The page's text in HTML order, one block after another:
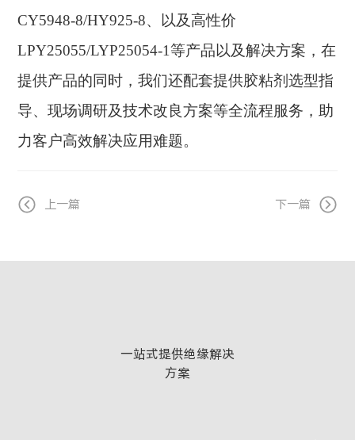
CY5948-8/HY925-8、以及高性价
LPY25055/LYP25054-1等产品以及解决方案，在
提供产品的同时，我们还配套提供胶粘剂选型指
导、现场调研及技术改良方案等全流程服务，助
力客户高效解决应用难题。
上一篇 下一篇
一站式提供绝缘解决
方案